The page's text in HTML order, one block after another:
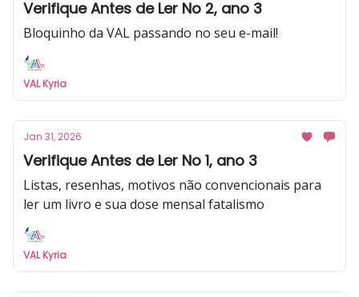
Verifique Antes de Ler No 2, ano 3
Bloquinho da VAL passando no seu e-mail!
VAL Kyria
Jan 31, 2026
Verifique Antes de Ler No 1, ano 3
Listas, resenhas, motivos não convencionais para
ler um livro e sua dose mensal fatalismo
VAL Kyria